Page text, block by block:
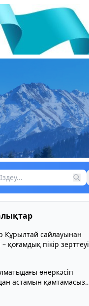
Құрылтай сайлауынан
қоғамдық пікір зерттеуі
өнеркәсіп
дан астамын қамтамасыз